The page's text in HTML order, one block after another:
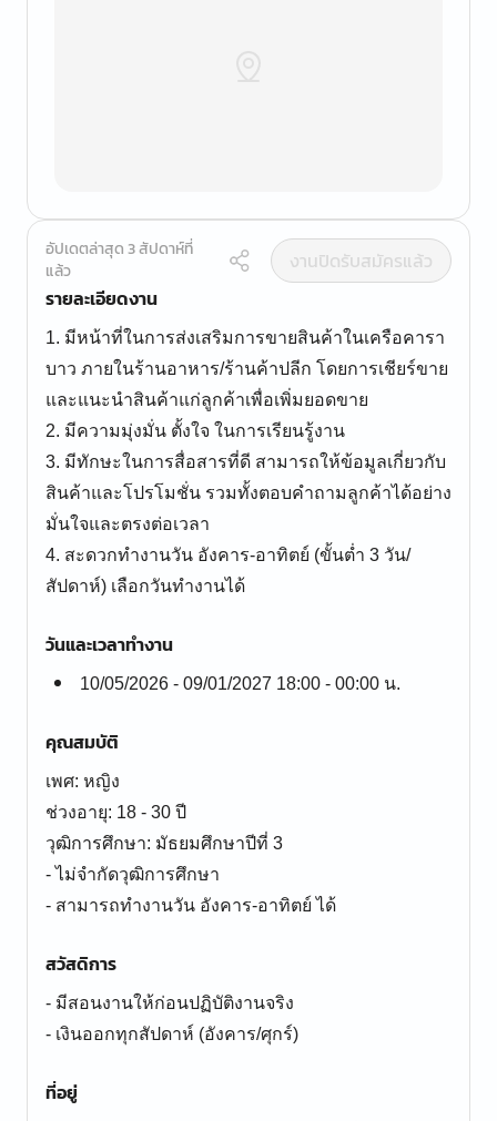
อัปเดตล่าสุด 3 สัปดาห์ที่
แล้ว
งานปิดรับสมัครแล้ว
รายละเอียดงาน
1. มีหน้าที่ในการส่งเสริมการขายสินค้าในเครือคารา
บาว ภายในร้านอาหาร/ร้านค้าปลีก โดยการเชียร์ขาย
และแนะนำสินค้าแก่ลูกค้าเพื่อเพิ่มยอดขาย
2. มีความมุ่งมั่น ตั้งใจ ในการเรียนรู้งาน
3. มีทักษะในการสื่อสารที่ดี สามารถให้ข้อมูลเกี่ยวกับ
สินค้าและโปรโมชั่น รวมทั้งตอบคำถามลูกค้าได้อย่าง
มั่นใจและตรงต่อเวลา
4. สะดวกทำงานวัน อังคาร-อาทิตย์ (ขั้นต่ำ 3 วัน/
วันและเวลาทำงาน
10/05/2026 - 09/01/2027 18:00 - 00:00 น.
คุณสมบัติ
เพศ: หญิง
ช่วงอายุ: 18 - 30 ปี
วุฒิการศึกษา: มัธยมศึกษาปีที่ 3
- ไม่จำกัดวุฒิการศึกษา
- สามารถทำงานวัน อังคาร-อาทิตย์ ได้
สวัสดิการ
- มีสอนงานให้ก่อนปฏิบัติงานจริง
- เงินออกทุกสัปดาห์ (อังคาร/ศุกร์)
ที่อยู่